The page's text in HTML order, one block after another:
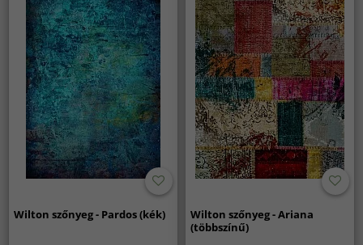
Wilton szőnyeg - Pardos (kék)
Wilton szőnyeg - Ariana
(többszínű)